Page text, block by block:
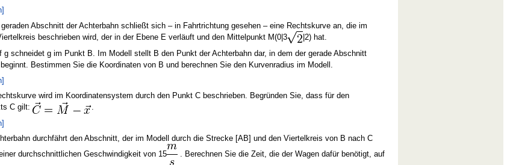
Abschnitt der Achterbahn schließt sich – in Fahrtrichtung gesehen – eine Rechtskurve an, die im
beschrieben wird, der in der Ebene E verläuft und den Mittelpunkt M(0|3
|2) hat.
g schneidet g im Punkt B. Im Modell stellt B den Punkt der Achterbahn dar, in dem der gerade Abschnitt
Bestimmen Sie die Koordinaten von B und berechnen Sie den Kurvenradius im Modell.
wird im Koordinatensystem durch den Punkt C beschrieben. Begründen Sie, dass für den
C gilt:
.
durchfährt den Abschnitt, der im Modell durch die Strecke [AB] und den Viertelkreis von B nach C
durchschnittlichen Geschwindigkeit von 15
. Berechnen Sie die Zeit, die der Wagen dafür benötigt, auf